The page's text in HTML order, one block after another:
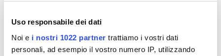
Uso responsabile dei dati
Noi e i nostri 1022 partner trattiamo i vostri dati
personali, ad esempio il vostro numero IP, utilizzando
con la vista che si estende fino alle Madonie. Anche le
case del paese sono in molti casi scavate nella roccia
creando un’atmosfera che ha pochi eguali: